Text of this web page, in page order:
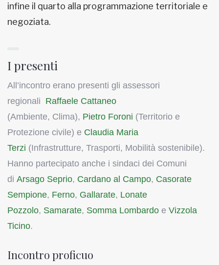
infine il quarto alla programmazione territoriale e
negoziata.
I presenti
All’incontro erano presenti gli assessori
regionali Raffaele Cattaneo
(Ambiente, Clima), Pietro Foroni (Territorio e
Protezione civile) e Claudia Maria
Terzi (Infrastrutture, Trasporti, Mobilità sostenibile).
Hanno partecipato anche i sindaci dei Comuni
di Arsago Seprio, Cardano al Campo, Casorate
Sempione, Ferno, Gallarate, Lonate
Pozzolo, Samarate, Somma Lombardo e Vizzola
Ticino.
Incontro proficuo